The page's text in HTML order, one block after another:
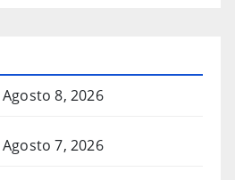
Agosto 8, 2026
Agosto 7, 2026